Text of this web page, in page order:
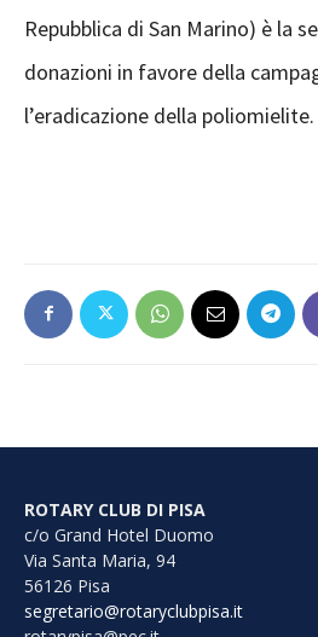
Repubblica di San Marino) è la
donazioni in favore della
l’eradicazione della poliomielite.
ROTARY CLUB DI PISA
c/o Grand Hotel Duomo
Via Santa Maria, 94
56126 Pisa
segretario@rotaryclubpisa.it